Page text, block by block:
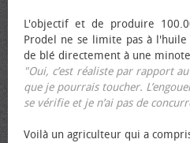
L'objectif et de produire
Prodel ne se limite pas à
de blé directement à une
"Oui, c’est réaliste par rapport
que je pourrais toucher.
se vérifie et je n’ai pas de
Voilà un agriculteur qui a